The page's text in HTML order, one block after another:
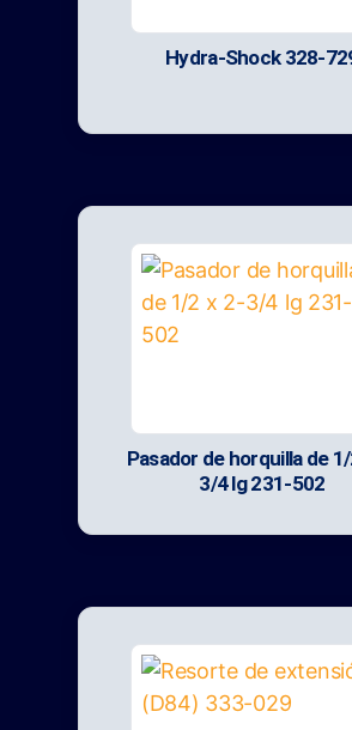
Hydra-Shock 328-
Pasador de horquilla de
3/4 lg 231-502